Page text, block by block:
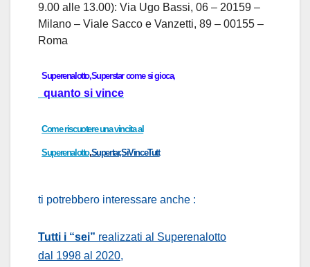
9.00 alle 13.00): Via Ugo Bassi, 06 – 20159 –
Milano – Viale Sacco e Vanzetti, 89 – 00155 –
Roma
Superenalotto,Superstar come si gioca,
quanto si vince
Come riscuotere una vincita al
Superenalotto,Supertar,SiVinceTutt
ti potrebbero interessare anche :
Tutti i “sei” realizzati al Superenalotto
dal 1998 al 2020,